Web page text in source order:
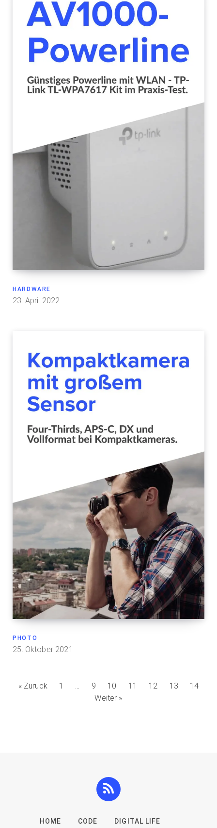
HARDWARE
23. April 2022
PHOTO
25. Oktober 2021
« Zurück 1 … 9 10 11 12 13
14
Weiter »
HOME CODE DIGITAL LIFE